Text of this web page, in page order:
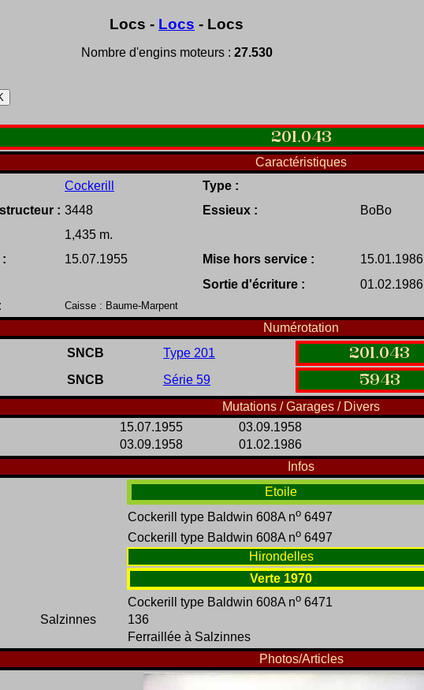
Locs - Locs - Locs
Nombre d'engins moteurs : 27.530
201 .043
Caractéristiques
Cockerill Type :
: 3448 Essieux :
BoBo
1,435 m.
15.07.1955 Mise hors service :
15.01.1986
Sortie d'écriture :
01.02.1986
Caisse : Baume-Marpent
Numérotation
SNCB Type 201 201 .043
SNCB Série 59 5943
Mutations / Garages / Divers
15.07.1955
03.09.1958
03.09.1958
01.02.1986
Infos
Etoile
Cockerill type Baldwin 608A no 6497
Cockerill type Baldwin 608A no 6497
Hirondelles
Verte 1970
Cockerill type Baldwin 608A no 6471
Salzinnes 136
Ferraillée à Salzinnes
Photos/Articles